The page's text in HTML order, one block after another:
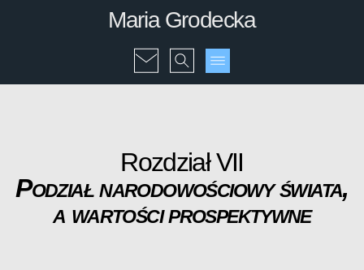
Maria Grodecka
Rozdział VII
Podział narodowościowy świata,
a wartości prospektywne